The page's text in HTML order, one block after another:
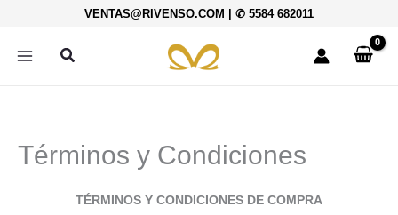
contenido
VENTAS@RIVENSO.COM | ✆ 5584 682011
Buscar
Términos y Condiciones
TÉRMINOS Y CONDICIONES DE COMPRA